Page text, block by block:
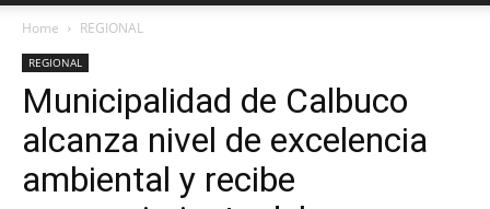
Home REGIONAL
REGIONAL
Municipalidad de Calbuco
alcanza nivel de excelencia
ambiental y recibe